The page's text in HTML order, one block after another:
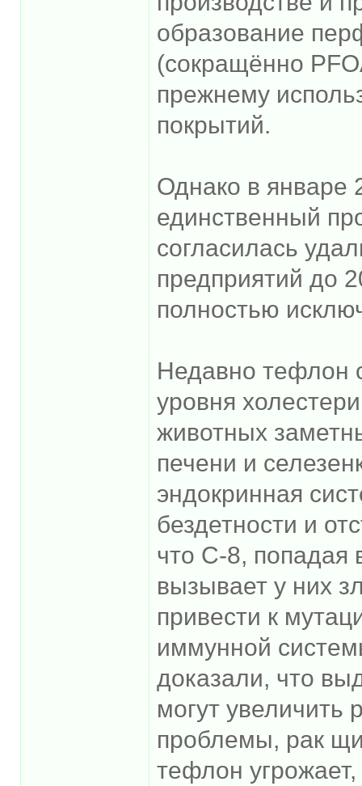
образование
(сокращённо
прежнему
покрытий.
Однако в январе
единственный
согласилась
предприятий до
полностью
Недавно тефлон
уровня
животных
печени и
эндокринная
бездетности и
что C-8, попадая
вызывает у них
привести к
иммунной
доказали, что
могут увеличить
проблемы, рак
тефлон